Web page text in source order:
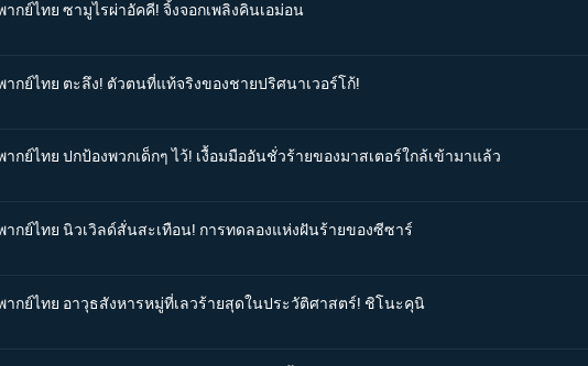
กย์ไทย ซามูไรผ่าอัคคี! จิ้งจอกเพลิงคินเอม่อน
ากย์ไทย ตะลึง! ตัวตนที่แท้จริงของชายปริศนาเวอร์โก้!
กย์ไทย ปกป้องพวกเด็กๆ ไว้! เงื้อมมืออันชั่วร้ายของมาสเตอร์ใกล้เข้ามาแล้ว
ากย์ไทย นิวเวิลด์สั่นสะเทือน! การทดลองแห่งฝันร้ายของซีซาร์
ากย์ไทย อาวุธสังหารหมู่ที่เลวร้ายสุดในประวัติศาสตร์! ชิโนะคุนิ